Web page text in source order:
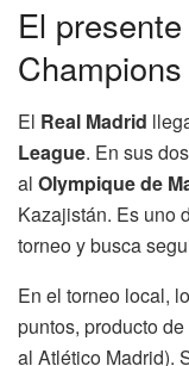
El
Champions
El Real Madrid
League. En sus
al Olympique de
Kazajistán. Es uno
torneo y busca
En el torneo local,
puntos, producto
al Atlético Madrid).